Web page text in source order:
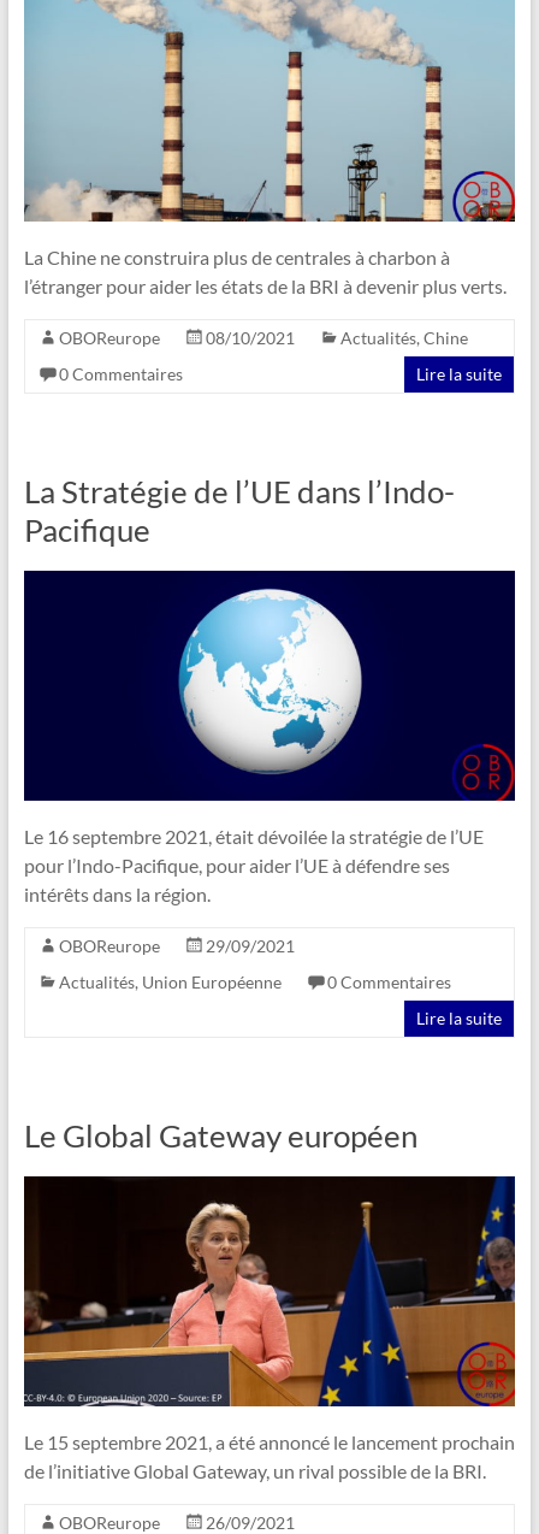
La Chine ne construira plus de centrales à charbon à
l’étranger pour aider les états de la BRI à devenir plus verts.
OBOReurope 08/10/2021 Actualités, Chine
0 Commentaires
Lire la suite
La Stratégie de l’UE dans l’Indo-
Pacifique
Le 16 septembre 2021, était dévoilée la stratégie de l’UE
pour l’Indo-Pacifique, pour aider l’UE à défendre ses
intérêts dans la région.
OBOReurope
29/09/2021
Actualités, Union Européenne
0 Commentaires
Lire la suite
Le Global Gateway européen
Le 15 septembre 2021, a été annoncé le lancement prochain
de l’initiative Global Gateway, un rival possible de la BRI.
OBOReurope
26/09/2021